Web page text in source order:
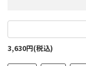
3,630円(税込)